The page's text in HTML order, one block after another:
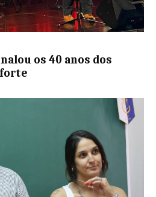
os 40 anos dos